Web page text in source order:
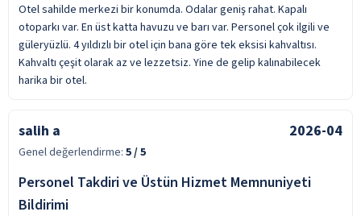
Otel sahilde merkezi bir konumda. Odalar geniş rahat. Kapalı
otoparkı var. En üst katta havuzu ve barı var. Personel çok ilgili ve
güleryüzlü. 4 yıldızlı bir otel için bana göre tek eksisi kahvaltısı.
Kahvaltı çeşit olarak az ve lezzetsiz. Yine de gelip kalınabilecek
harika bir otel.
salih a 2026-04
Genel değerlendirme: 5/ 5
Personel Takdiri ve Üstün Hizmet Memnuniyeti
Bildirimi